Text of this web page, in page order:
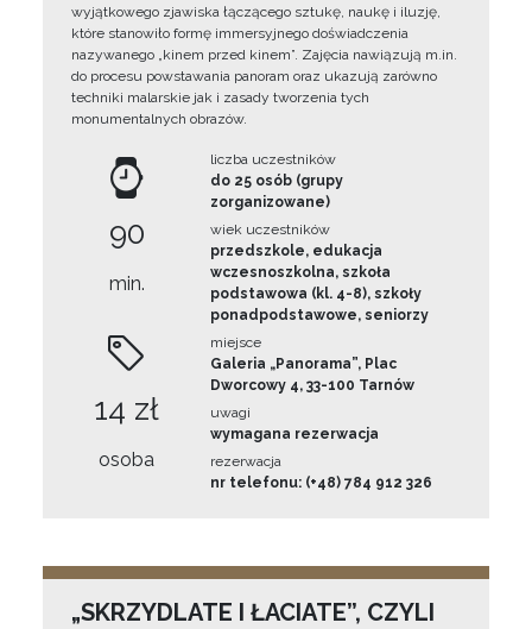
wyjątkowego zjawiska łączącego sztukę, naukę i iluzję,
które stanowiło formę immersyjnego doświadczenia
nazywanego „kinem przed kinem”. Zajęcia nawiązują m.in.
do procesu powstawania panoram oraz ukazują zarówno
techniki malarskie jak i zasady tworzenia tych
monumentalnych obrazów.
90
min.
14 zł
osoba
liczba uczestników
do 25 osób (grupy
zorganizowane)
wiek uczestników
przedszkole, edukacja
wczesnoszkolna, szkoła
podstawowa (kl. 4-8), szkoły
ponadpodstawowe, seniorzy
miejsce
Galeria „Panorama”, Plac
Dworcowy 4, 33-100 Tarnów
uwagi
wymagana rezerwacja
rezerwacja
nr telefonu: (+48) 784 912 326
„SKRZYDLATE I ŁACIATE”, CZYLI